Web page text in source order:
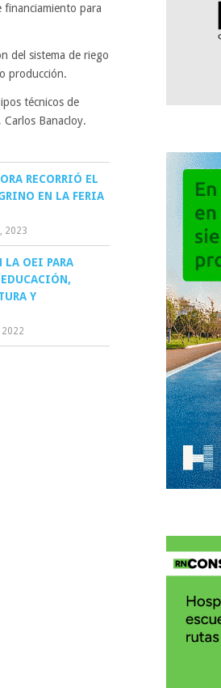
financiamiento para
del sistema de riego
producción.
técnicos de
Banacloy.
RECORRIÓ EL
EN LA FERIA
2023
LA OEI PARA
Y
2022